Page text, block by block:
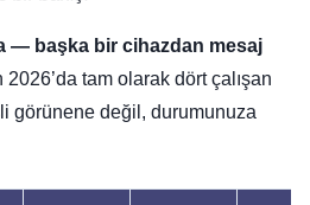
— başka bir cihazdan mesaj
tam olarak dört çalışan
görünene değil, durumunuza